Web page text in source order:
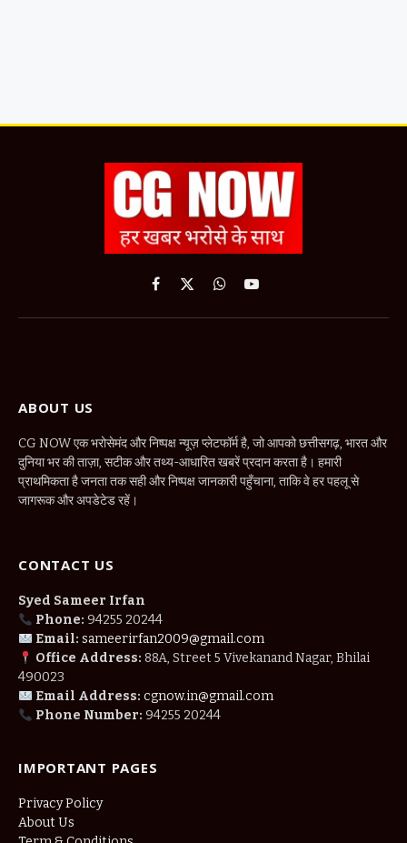
Facebook
X
WhatsApp
YouTube
ABOUT US
CG NOW एक भरोसेमंद और निष्पक्ष न्यूज़ प्लेटफॉर्म है, जो आपको छत्तीसगढ़, भारत और
दुनिया भर की ताज़ा, सटीक और तथ्य-आधारित खबरें प्रदान करता है। हमारी
प्राथमिकता है जनता तक सही और निष्पक्ष जानकारी पहुँचाना, ताकि वे हर पहलू से
जागरूक और अपडेटेड रहें।
CONTACT US
Syed Sameer Irfan
Phone: 94255 20244
Email: sameerirfan2009@gmail.com
Office Address: 88A, Street 5 Vivekanand Nagar, Bhilai
490023
Email Address: cgnow.in@gmail.com
Phone Number: 94255 20244
IMPORTANT PAGES
Privacy Policy
About Us